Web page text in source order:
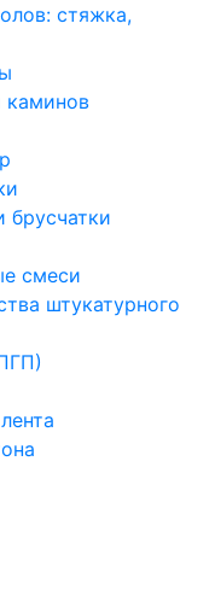
стяжка,
каминов
брусчатки
смеси
штукатурного